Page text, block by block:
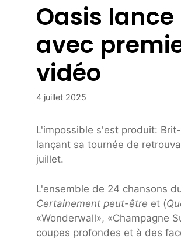
Oasis
avec
vidéo
4 juillet 2025
L'impossible s'est produit:
lançant sa tournée de
juillet.
L'ensemble de 24 chansons
Certainement peut-être et (
«Wonderwall», «Champagne
coupes profondes et à des